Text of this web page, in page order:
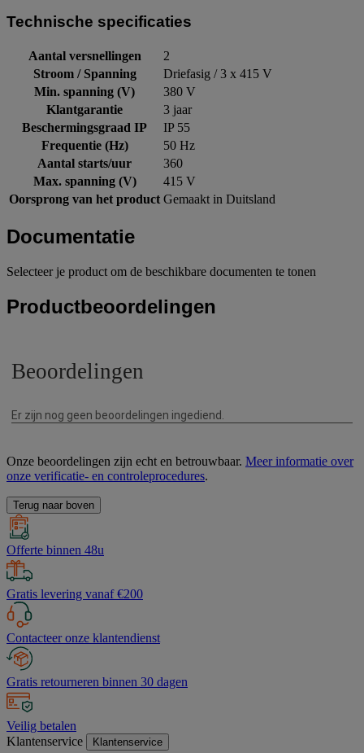
Technische specificaties
Aantal versnellingen
2
Stroom / Spanning
Driefasig / 3 x 415 V
Min. spanning (V)
380 V
Klantgarantie
3 jaar
Beschermingsgraad IP
IP 55
Frequentie (Hz)
50 Hz
Aantal starts/uur
360
Max. spanning (V)
415 V
Oorsprong van het product Gemaakt in Duitsland
Documentatie
Selecteer je product om de beschikbare documenten te tonen
Productbeoordelingen
Onze beoordelingen zijn echt en betrouwbaar. Meer informatie over
onze verificatie- en controleprocedures.
Terug naar boven
Offerte binnen 48u
Gratis levering vanaf €200
Contacteer onze klantendienst
Gratis retourneren binnen 30 dagen
Veilig betalen
Klantenservice
Klantenservice